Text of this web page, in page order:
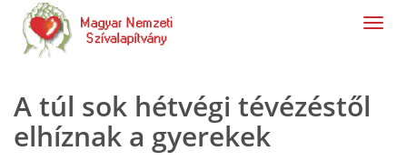
A túl sok hétvégi tévézéstől
elhíznak a gyerekek